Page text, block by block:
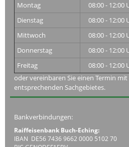
Montag
08:00 - 12:00
Dienstag
08:00 - 12:00
Mittwoch
08:00 - 12:00
Donnerstag
08:00 - 12:00
Freitag
08:00 - 12:00
oder vereinbaren Sie einen Termin
entsprechenden Sachgebietes.
Bankverbindungen:
Raiffeisenbank Buch-Eching:
IBAN DE56 7436 9662 0000 5102 70